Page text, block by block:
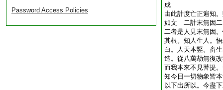
Password Access Policies
成
由此計度亡正遍知
如文 二計末無因二
二者是人見末無因
其根。知人生人。
白。人天本竪。畜
造。從八萬劫無復
而我本來不見菩提
知今日一切物象皆
以下出所以。今盡